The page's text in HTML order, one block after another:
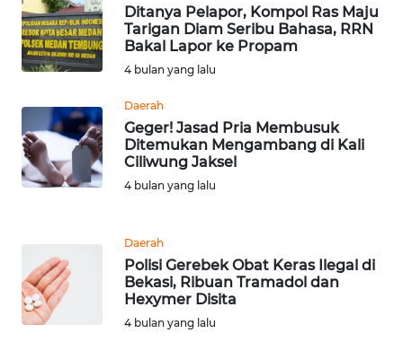
Ditanya Pelapor, Kompol Ras Maju
Tarigan Diam Seribu Bahasa, RRN
Bakal Lapor ke Propam
4 bulan yang lalu
Daerah
Geger! Jasad Pria Membusuk
Ditemukan Mengambang di Kali
Ciliwung Jaksel
4 bulan yang lalu
Daerah
Polisi Gerebek Obat Keras Ilegal di
Bekasi, Ribuan Tramadol dan
Hexymer Disita
4 bulan yang lalu
WN
SULBAR
WN
BABEL
WN
SUMBAR
SUMSEL
WN
BENGKULU